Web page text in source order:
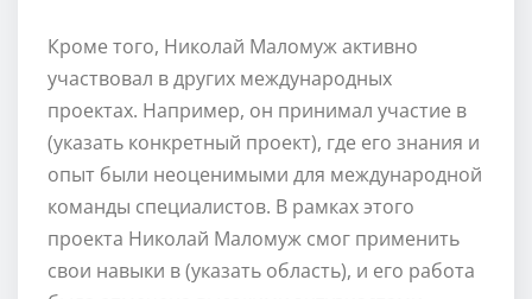
Кроме того, Николай Маломуж активно
участвовал в других международных
проектах. Например, он принимал участие в
(указать конкретный проект), где его знания и
опыт были неоценимыми для международной
команды специалистов. В рамках этого
проекта Николай Маломуж смог применить
свои навыки в (указать область), и его работа